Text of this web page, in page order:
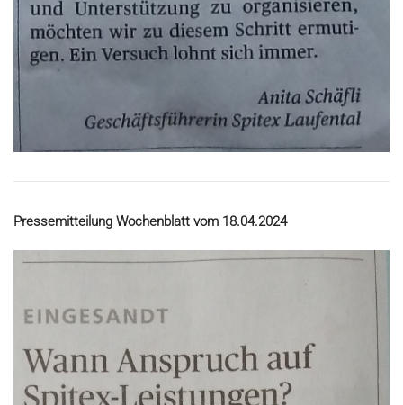
Pressemitteilung Wochenblatt vom 18.04.2024